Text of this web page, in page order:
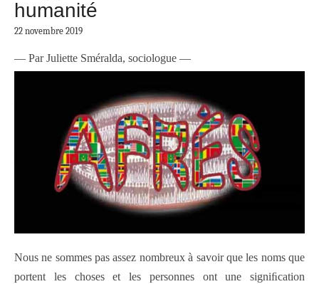
humanité
22 novembre 2019
— Par Juliette Sméralda, sociologue —
Nous ne sommes pas assez nombreux à savoir que les noms que
portent les choses et les personnes ont une signiﬁcation